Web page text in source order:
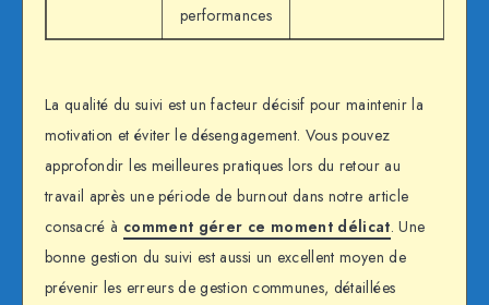
performances
La qualité du suivi est un facteur décisif pour maintenir la
motivation et éviter le désengagement. Vous pouvez
approfondir les meilleures pratiques lors du retour au
travail après une période de burnout dans notre article
consacré à comment gérer ce moment délicat. Une
bonne gestion du suivi est aussi un excellent moyen de
prévenir les erreurs de gestion communes, détaillées